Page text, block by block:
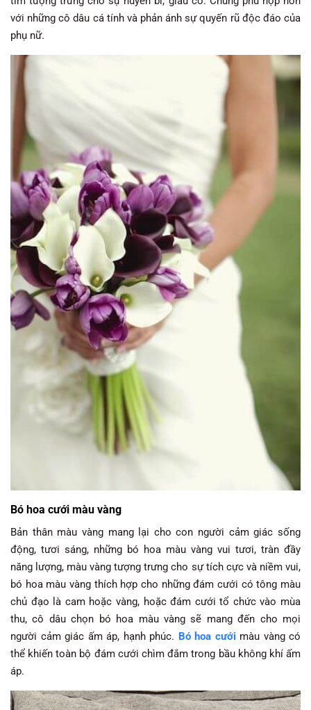
với những cô dâu cá tính và phản ánh sự quyến rũ độc đáo của
phụ nữ.
Bó hoa cưới màu vàng
Bản thân màu vàng mang lại cho con người cảm giác sống
động, tươi sáng, những bó hoa màu vàng vui tươi, tràn đầy
năng lượng, màu vàng tượng trưng cho sự tích cực và niềm vui,
bó hoa màu vàng thích hợp cho những đám cưới có tông màu
chủ đạo là cam hoặc vàng, hoặc đám cưới tổ chức vào mùa
thu, cô dâu chọn bó hoa màu vàng sẽ mang đến cho mọi
người cảm giác ấm áp, hạnh phúc. Bó hoa cưới màu vàng có
thể khiến toàn bộ đám cưới chìm đắm trong bầu không khí ấm
áp.